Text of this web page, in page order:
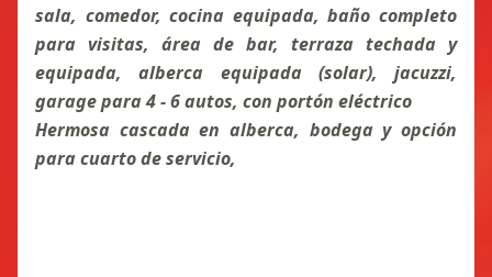
sala, comedor, cocina equipada, baño completo
para visitas, área de bar, terraza techada y
equipada, alberca equipada (solar), jacuzzi,
garage para 4 - 6 autos, con portón eléctrico
Hermosa cascada en alberca, bodega y opción
para cuarto de servicio,